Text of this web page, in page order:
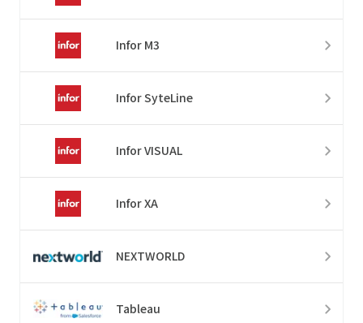
Infor M3
Infor SyteLine
Infor VISUAL
Infor XA
NEXTWORLD
Tableau